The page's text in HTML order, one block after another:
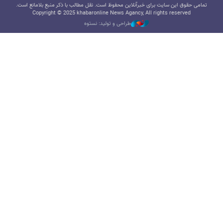
تمامی حقوق این سایت برای خبرآنلاین محفوظ است. نقل مطالب با ذکر منبع بلامانع است.
Copyright © 2025 khabaronline News Agancy, All rights reserved
طراحی و تولید: نستوه